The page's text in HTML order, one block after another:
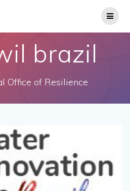
brazil
Office of Resilience